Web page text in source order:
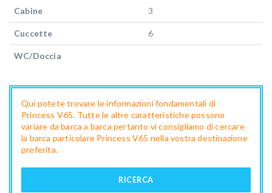
Cabine 3
Cuccette 6
WC/Doccia
Qui potete trovare le informazioni fondamentali di
Princess V65. Tutte le altre caratteristiche possono
variare da barca a barca pertanto vi consigliamo di cercare
la barca particolare Princess V65 nella vostra destinazione
preferita.
RICERCA